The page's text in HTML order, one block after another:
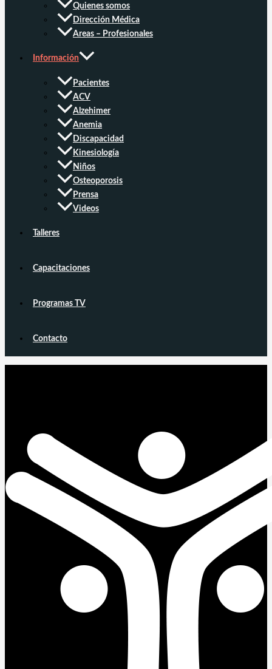
Quienes somos
Dirección Médica
Areas – Profesionales
Información
Pacientes
ACV
Alzehimer
Anemia
Discapacidad
Kinesiología
Niños
Osteoporosis
Prensa
Videos
Talleres
Capacitaciones
Programas TV
Contacto